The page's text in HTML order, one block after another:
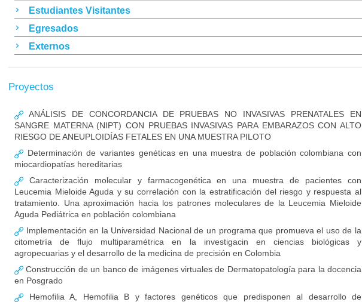
Estudiantes Visitantes
Egresados
Externos
Proyectos
ANÁLISIS DE CONCORDANCIA DE PRUEBAS NO INVASIVAS PRENATALES EN
SANGRE MATERNA (NIPT) CON PRUEBAS INVASIVAS PARA EMBARAZOS CON ALTO
RIESGO DE ANEUPLOIDÍAS FETALES EN UNA MUESTRA PILOTO
Determinación de variantes genéticas en una muestra de población colombiana con
miocardiopatías hereditarias
Caracterización molecular y farmacogenética en una muestra de pacientes con
Leucemia Mieloide Aguda y su correlación con la estratificación del riesgo y respuesta al
tratamiento. Una aproximación hacia los patrones moleculares de la Leucemia Mieloide
Aguda Pediátrica en población colombiana
Implementación en la Universidad Nacional de un programa que promueva el uso de la
citometría de flujo multiparamétrica en la investigacin en ciencias biológicas y
agropecuarias y el desarrollo de la medicina de precisión en Colombia
Construcción de un banco de imágenes virtuales de Dermatopatología para la docencia
en Posgrado
Hemofilia A, Hemofilia B y factores genéticos que predisponen al desarrollo de